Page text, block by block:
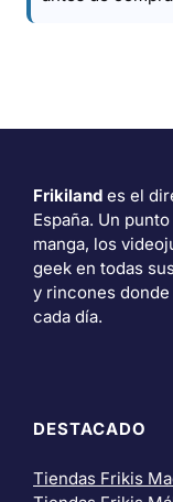
Frikiland es el
España. Un
manga, los
geek en todas
y rincones
cada día.
DESTACADO
Tiendas Frikis